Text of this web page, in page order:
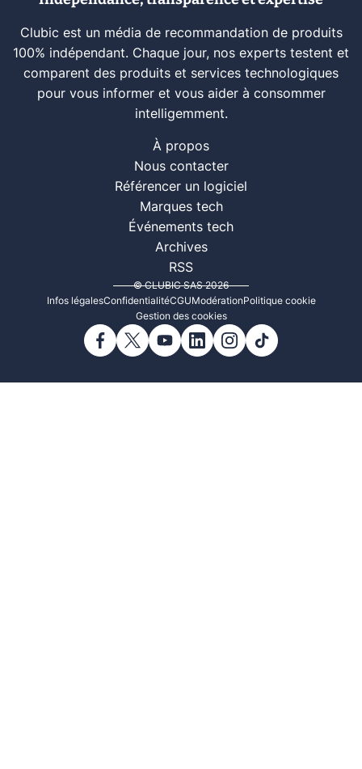
Clubic est un média de recommandation de produits
100% indépendant. Chaque jour, nos experts testent et
comparent des produits et services technologiques
pour vous informer et vous aider à consommer
intelligemment.
À propos
Nous contacter
Référencer un logiciel
Marques tech
Événements tech
Archives
RSS
© CLUBIC SAS 2026
Infos légalesConfidentialitéCGUModérationPolitique cookie
Gestion des cookies